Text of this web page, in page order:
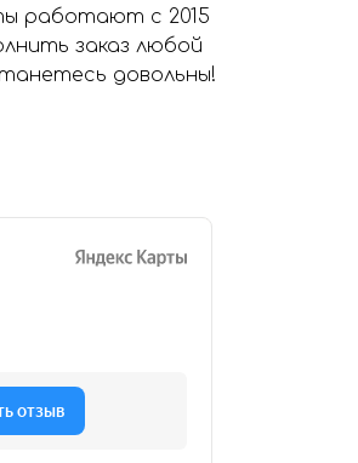
работают с 2015
заказ любой
довольны!